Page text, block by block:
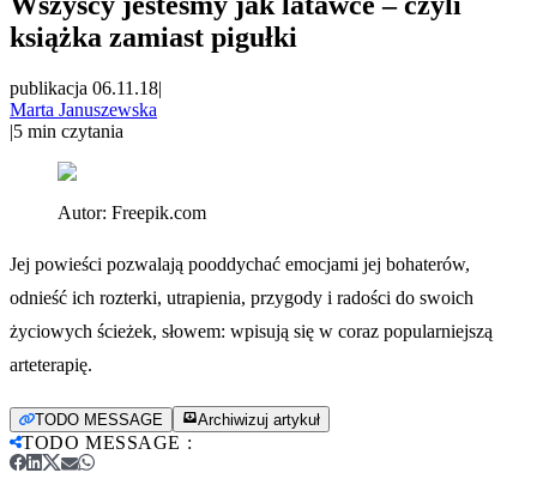
książka zamiast pigułki
publikacja 06.11.18|
Marta Januszewska
|5 min czytania
Autor: Freepik.com
Jej powieści pozwalają pooddychać emocjami jej bohaterów,
odnieść ich rozterki, utrapienia, przygody i radości do swoich
życiowych ścieżek, słowem: wpisują się w coraz popularniejszą
arteterapię.
TODO MESSAGE Archiwizuj artykuł
TODO MESSAGE :